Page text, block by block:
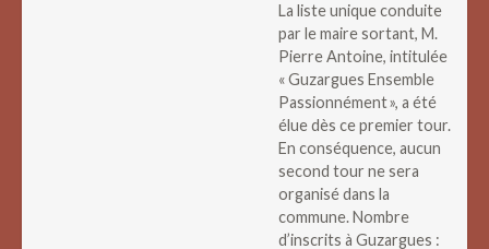
La liste unique conduite
par le maire sortant, M.
Pierre Antoine, intitulée
« Guzargues Ensemble
Passionnément », a été
élue dès ce premier tour.
En conséquence, aucun
second tour ne sera
organisé dans la
commune. Nombre
d’inscrits à Guzargues :